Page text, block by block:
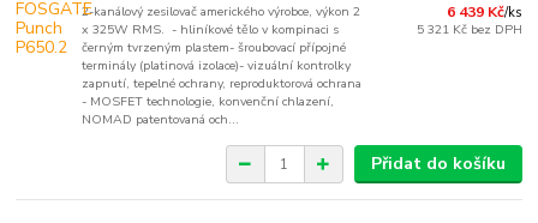
2-kanálový zesilovač amerického výrobce, výkon 2
x 325W RMS. - hliníkové tělo v kompinaci s
černým tvrzeným plastem- šroubovací přípojné
terminály (platinová izolace)- vizuální kontrolky
zapnutí, tepelné ochrany, reproduktorová ochrana
- MOSFET technologie, konvenční chlazení,
NOMAD patentovaná och...
6 439 Kč/ks
5 321 Kč bez DPH
Přidat do košíku